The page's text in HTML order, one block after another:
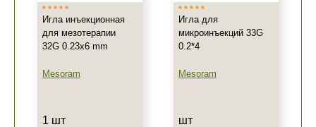
Игла инъекционная
для мезотерапии
32G 0.23x6 mm
Mesoram
1 шт
Игла для
микроинъекций 33G
0.2*4
Mesoram
шт